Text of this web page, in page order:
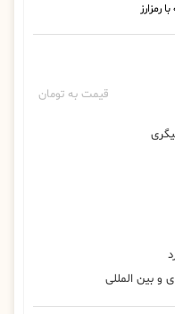
قیمت به تومان
و بین المللی